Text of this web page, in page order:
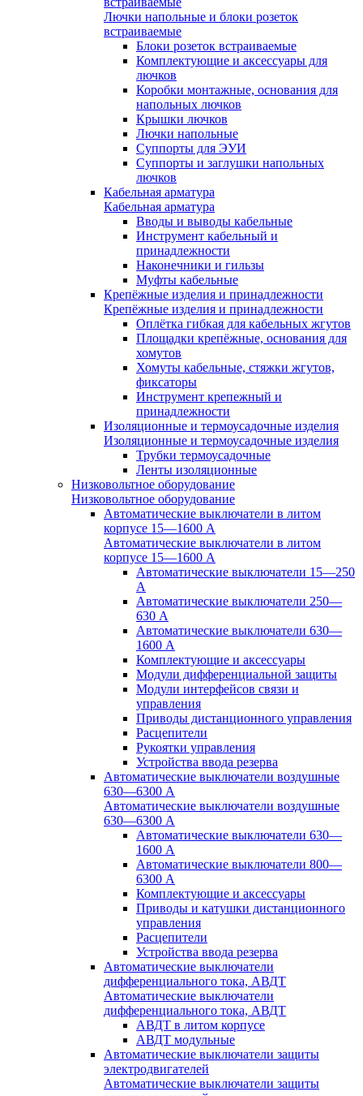
Лючки напольные и блоки розеток
встраиваемые
Блоки розеток встраиваемые
Комплектующие и аксессуары для
лючков
Коробки монтажные, основания для
напольных лючков
Крышки лючков
Лючки напольные
Суппорты для ЭУИ
Суппорты и заглушки напольных
лючков
Кабельная арматура
Кабельная арматура
Вводы и выводы кабельные
Инструмент кабельный и
принадлежности
Наконечники и гильзы
Муфты кабельные
Крепёжные изделия и принадлежности
Крепёжные изделия и принадлежности
Оплётка гибкая для кабельных жгутов
Площадки крепёжные, основания для
хомутов
Хомуты кабельные, стяжки жгутов,
фиксаторы
Инструмент крепежный и
принадлежности
Изоляционные и термоусадочные изделия
Изоляционные и термоусадочные изделия
Трубки термоусадочные
Ленты изоляционные
Низковольтное оборудование
Низковольтное оборудование
Автоматические выключатели в литом
корпусе 15—1600 А
Автоматические выключатели в литом
корпусе 15—1600 А
Автоматические выключатели 15—250
А
Автоматические выключатели 250—
630 А
Автоматические выключатели 630—
1600 А
Комплектующие и аксессуары
Модули дифференциальной защиты
Модули интерфейсов связи и
управления
Приводы дистанционного управления
Расцепители
Рукоятки управления
Устройства ввода резерва
Автоматические выключатели воздушные
630—6300 А
Автоматические выключатели воздушные
630—6300 А
Автоматические выключатели 630—
1600 А
Автоматические выключатели 800—
6300 А
Комплектующие и аксессуары
Приводы и катушки дистанционного
управления
Расцепители
Устройства ввода резерва
Автоматические выключатели
дифференциального тока, АВДТ
Автоматические выключатели
дифференциального тока, АВДТ
АВДТ в литом корпусе
АВДТ модульные
Автоматические выключатели защиты
электродвигателей
Автоматические выключатели защиты